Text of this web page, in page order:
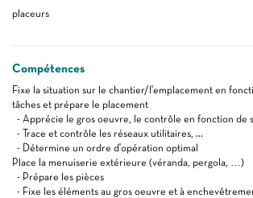
placeurs
Compétences
Fixe la situation sur le chantier/l'emplacement en
tâches et prépare le placement
- Apprécie le gros oeuvre, le contrôle en fonction de
- Trace et contrôle les réseaux utilitaires, ...
- Détermine un ordre d'opération optimal
Place la menuiserie extérieure (véranda, pergola, …)
- Prépare les pièces
- Fixe les éléments au gros oeuvre et à